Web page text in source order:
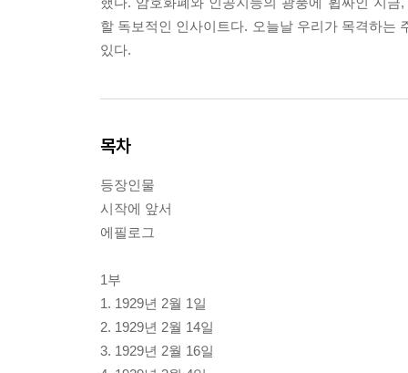
할 독보적인 인사이트다. 오늘날 우리가 목격하는
있다.
목차
등장인물
시작에 앞서
에필로그
1부
1. 1929년 2월 1일
2. 1929년 2월 14일
3. 1929년 2월 16일